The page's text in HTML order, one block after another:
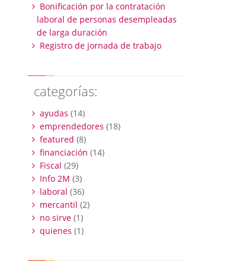
Bonificación por la contratación
laboral de personas desempleadas
de larga duración
Registro de jornada de trabajo
categorías:
ayudas (14)
emprendedores (18)
featured (8)
financiación (14)
Fiscal (29)
Info 2M (3)
laboral (36)
mercantil (2)
no sirve (1)
quienes (1)